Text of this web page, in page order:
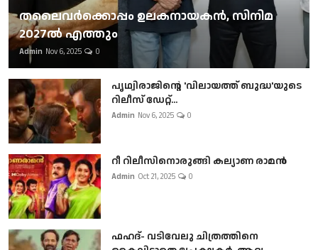
തലൈവര്‍ക്കൊപ്പം ഉലകനായകന്‍, സിനിമ
2027ല്‍ എത്തും
Admin Nov 6, 2025 0
പൃഥ്വിരാജിന്റെ 'വിലായത്ത് ബുദ്ധ'യുടെ
റിലീസ് ഡേറ്റ്...
Admin Nov 6, 2025 0
റീ റിലീസിനൊരുങ്ങി കല്യാണ രാമൻ
Admin Oct 21, 2025 0
ഫഹദ്- വടിവേലു ചിത്രത്തിനെ